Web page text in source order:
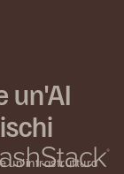
un'AI
un'infrastruttura